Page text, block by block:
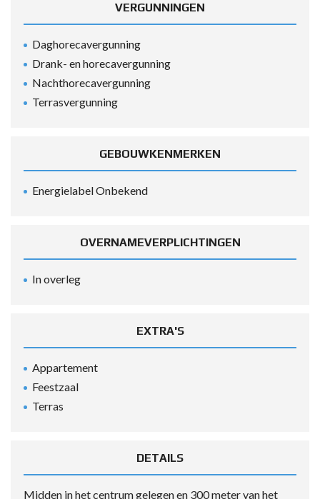
VERGUNNINGEN
Daghorecavergunning
Drank- en horecavergunning
Nachthorecavergunning
Terrasvergunning
GEBOUWKENMERKEN
Energielabel Onbekend
OVERNAMEVERPLICHTINGEN
In overleg
EXTRA'S
Appartement
Feestzaal
Terras
DETAILS
Midden in het centrum gelegen en 300 meter van het